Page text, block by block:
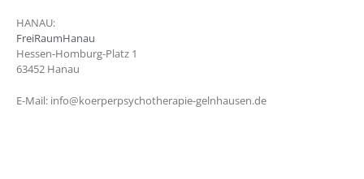
HANAU:
FreiRaumHanau
Hessen-Homburg-Platz 1
63452 Hanau
E-Mail: info@koerperpsychotherapie-gelnhausen.de